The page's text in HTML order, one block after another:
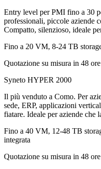
Entry level per PMI fino a 30
professionali, piccole aziende
Compatto, silenzioso, ideale
Fino a 20 VM, 8-24 TB
Quotazione su misura in 48 ore
Syneto HYPER 2000
Il più venduto a Como. Per
sede, ERP, applicazioni
fiatare. Ideale per aziende che
Fino a 40 VM, 12-48 TB
integrata
Quotazione su misura in 48 ore